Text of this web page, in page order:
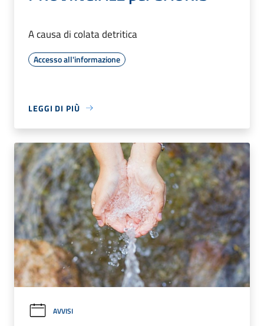
A causa di colata detritica
Accesso all'informazione
LEGGI DI PIÙ
AVVISI